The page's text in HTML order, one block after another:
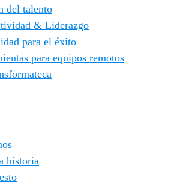
del talento
& Liderazgo
para el éxito
para equipos remotos
historia